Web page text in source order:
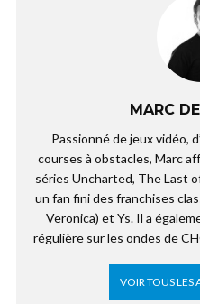
MARC
Passionné de jeux vidéo,
courses à obstacles, Marc
séries Uncharted, The Last
un fan fini des franchises
Veronica) et Ys. Il a
régulière sur les ondes de
VOIR TOUS LES